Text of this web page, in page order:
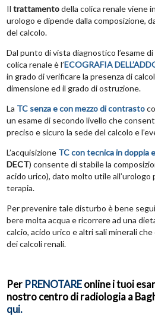
Il trattamentodella colica renale viene
urologo e dipende dalla composizione,
del calcolo.
Dal punto di vista diagnostico l’esame
colica renale è l’ECOGRAFIA
in grado di verificare la presenza di
dimensione ed il grado di ostruzione.
La TC senza e con mezzo di contrasto
un esame di secondo livello che
preciso e sicuro la sede del calcolo e
L’acquisizione TC con tecnica in doppia
DECT) consente di stabile la
acido urico), dato molto utile all’urologo
terapia.
Per prevenire tale disturbo è bene
bere molta acqua e ricorrere ad una
calcio, acido urico e altri sali minerali
dei calcoli renali.
Per PRENOTAREonline i tuoi
nostro centro di radiologia a
qui.